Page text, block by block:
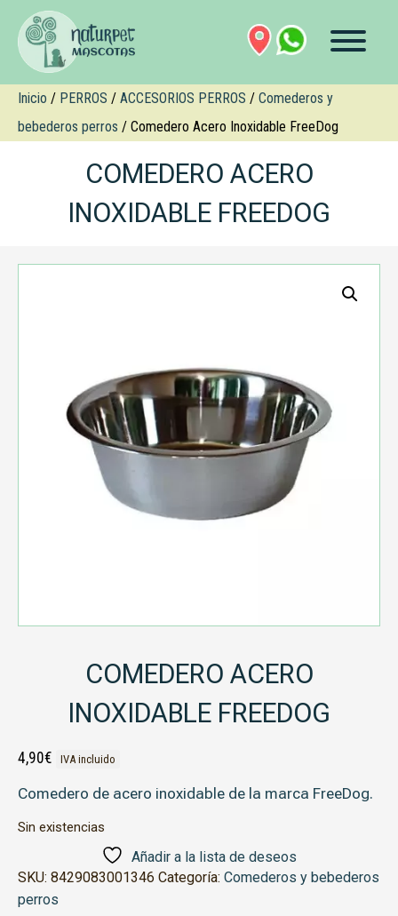
Inicio / PERROS / ACCESORIOS PERROS / Comederos y
bebederos perros / Comedero Acero Inoxidable FreeDog
COMEDERO ACERO
INOXIDABLE FREEDOG
COMEDERO ACERO
INOXIDABLE FREEDOG
4,90€ IVA incluido
Comedero de acero inoxidable de la marca FreeDog.
Sin existencias
Añadir a la lista de deseos
SKU: 8429083001346 Categoría: Comederos y bebederos
perros